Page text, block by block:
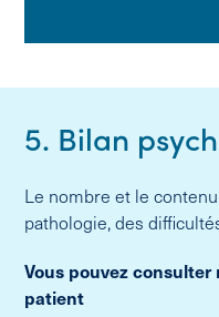
5. Bilan
Le nombre et le
pathologie, des
Vous pouvez
patient